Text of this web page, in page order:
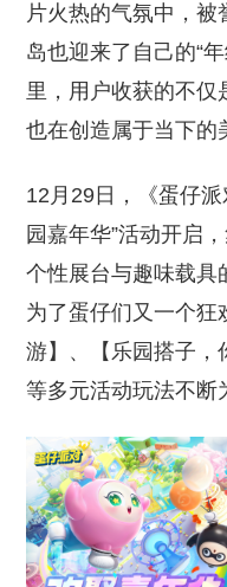
片火热的气氛中，被
岛也迎来了自己的“
里，用户收获的不仅
也在创造属于当下的
12月29日，《蛋仔
园嘉年华”活动开启
个性展台与趣味载具
为了蛋仔们又一个狂
游】、【乐园搭子，
等多元活动玩法不断